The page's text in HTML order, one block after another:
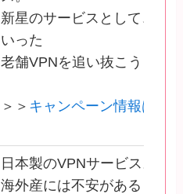
新星のサービスとして、
いった
老舗VPNを追い抜こうとし
＞＞ キャンペーン情報はこ
日本製のVPNサービス。
海外産には不安があるとい